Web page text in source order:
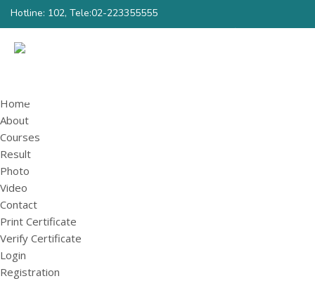
Hotline: 102, Tele:02-223355555
Print Certificate
Verify Certificate
Home
About
Courses
Result
Photo
Video
Contact
Print Certificate
Verify Certificate
Login
Registration